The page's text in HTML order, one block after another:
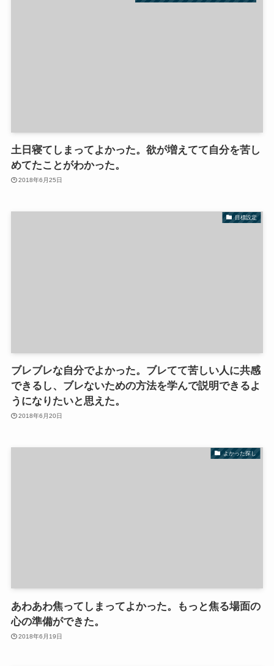
土日寝てしまってよかった。欲が増えてて自分を苦し
めてたことがわかった。
2018年6月25日
目標設定
ブレブレな自分でよかった。ブレてて苦しい人に共感
できるし、ブレないための方法を学んで説明できるよ
うになりたいと思えた。
2018年6月20日
よかった探し
あわあわ焦ってしまってよかった。もっと焦る場面の
心の準備ができた。
2018年6月19日